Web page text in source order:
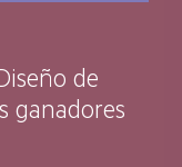
de
ganadores